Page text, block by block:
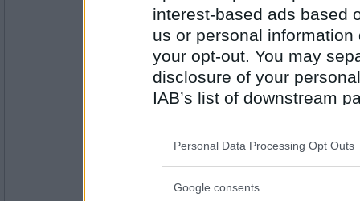
interest-based ads based
us or personal
your opt-out. You may
disclosure of your
IAB’s list of downstream
also be disclosed by us
Downstream Participants
Please note that this
Personal Data Processing Opt Outs
Google consents
Timbert
soppa
sparris